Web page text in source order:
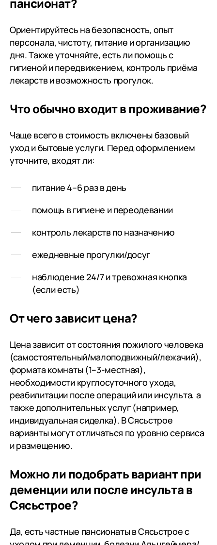
приветливые люди. Готовые
увидела сама как изменилась
наша мама. И меня это повергло
в шок. Как врачи 2месяца смогли
её привести в нормальное
адекватное состояние. Низкий
заботиться о наших близких.
Если ещё думаете о пансионате и
помощь близким-только Лесное
Ориентируйтесь на безопасность, опыт
персонала, чистоту, питание и организацию
дня. Также уточняйте, есть ли помощь с
гигиеной и передвижением, контроль приёма
лекарств и возможность прогулок.
Что обычно входит в проживание?
Чаще всего в стоимость включены базовый
уход и бытовые услуги. Перед оформлением
уточните, входят ли:
питание 4–6 раз в день
помощь в гигиене и переодевании
контроль лекарств по назначению
ежедневные прогулки/досуг
наблюдение 24/7 и тревожная кнопка
(если есть)
От чего зависит цена?
Цена зависит от состояния пожилого человека
(самостоятельный/малоподвижный/лежачий),
формата комнаты (1–3-местная),
необходимости круглосуточного ухода,
реабилитации после операций или инсульта, а
также дополнительных услуг (например,
индивидуальная сиделка). В Сясьстрое
варианты могут отличаться по уровню сервиса
и размещению.
Можно ли подобрать вариант при
деменции или после инсульта в
Сясьстрое?
Да, есть частные пансионаты в Сясьстрое с